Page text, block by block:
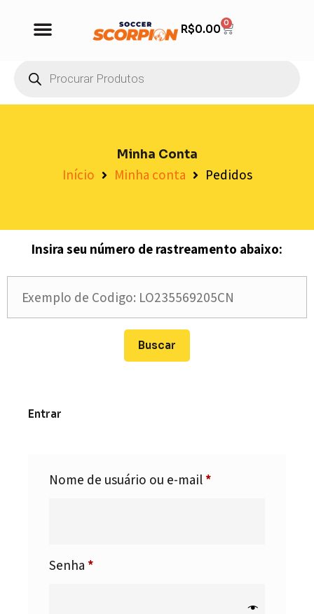
R$0.00 0
Minha Conta
Início Minha conta Pedidos
Insira seu número de rastreamento abaixo:
Entrar
Nome de usuário ou e-mail *
Senha *